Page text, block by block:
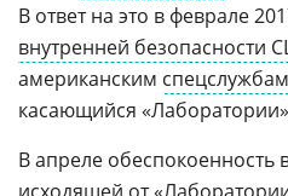
В ответ на это в феврале
внутренней безопасности
американским спецслужбам
касающийся
В апреле обеспокоенность